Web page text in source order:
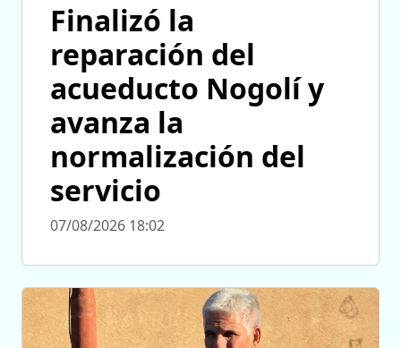
Finalizó la
reparación del
acueducto Nogolí y
avanza la
normalización del
servicio
07/08/2026 18:02